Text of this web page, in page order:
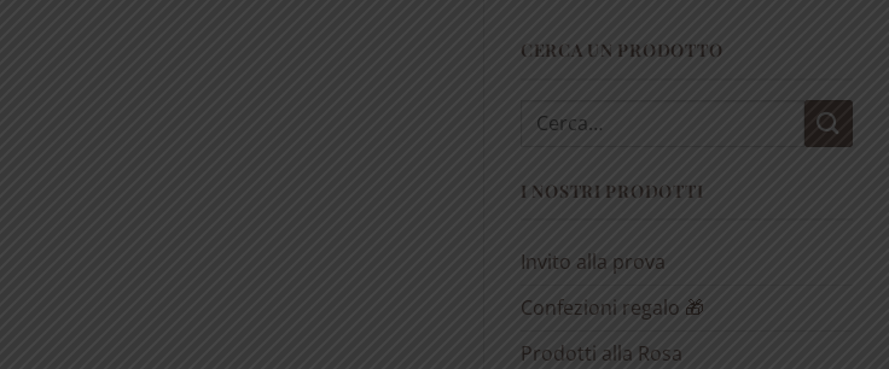
CERCA UN PRODOTTO
Cerca:
I NOSTRI PRODOTTI
Invito alla prova
Confezioni regalo 🎁
Prodotti alla Rosa